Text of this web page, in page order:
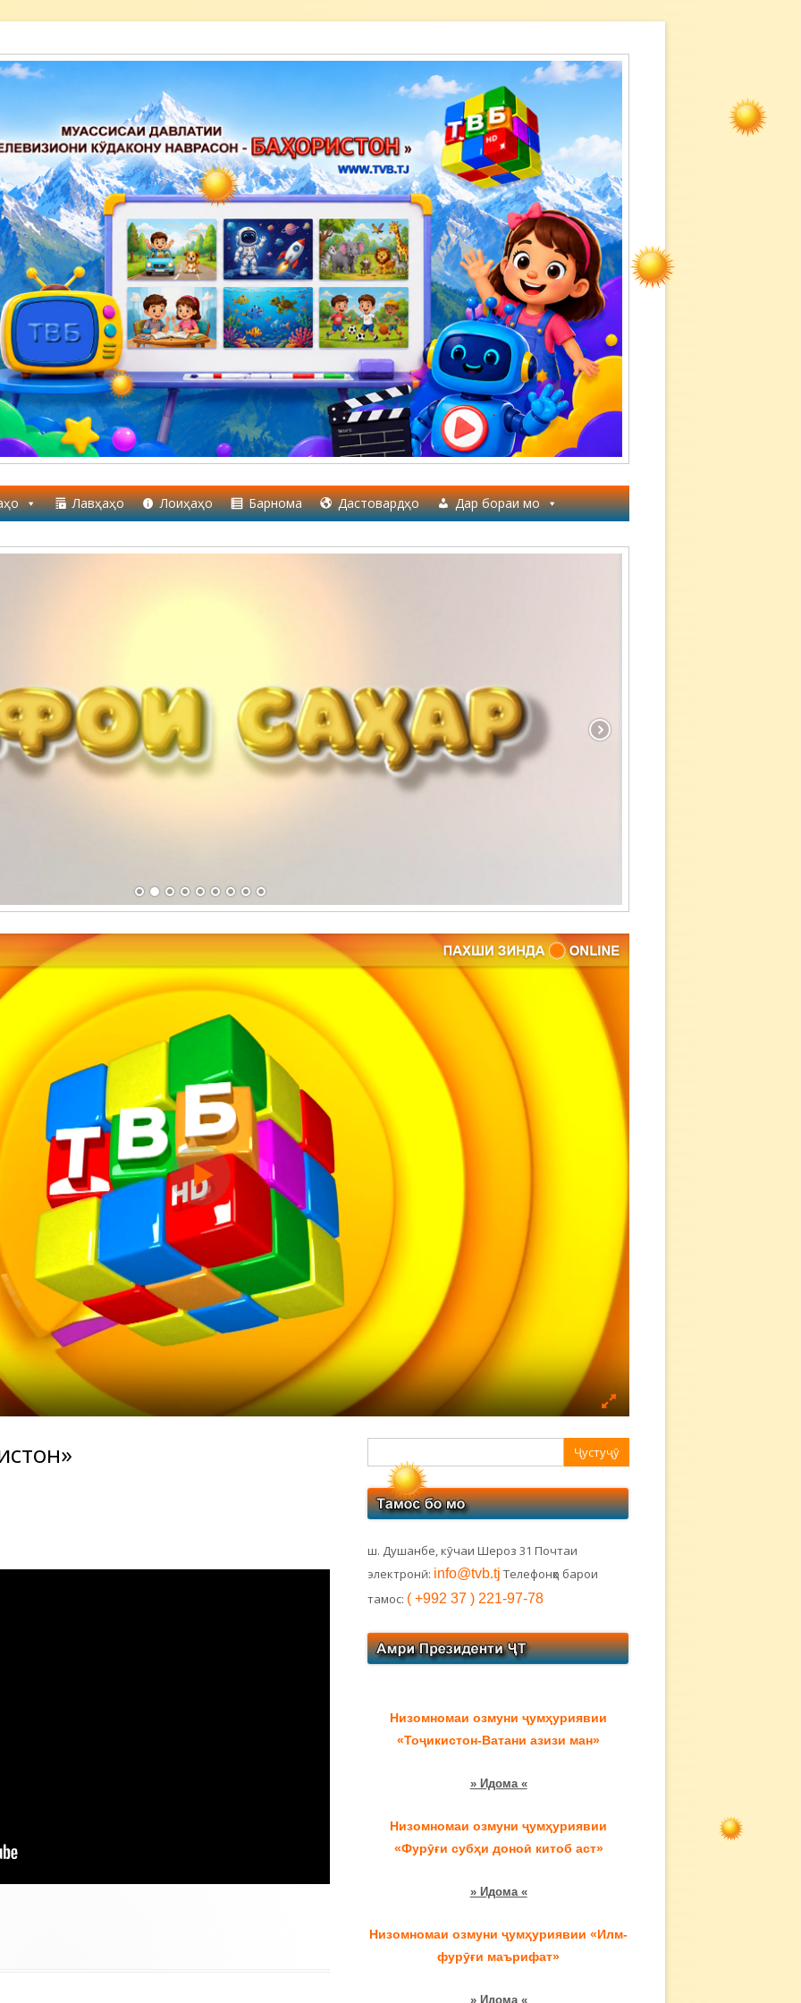
Лавҳаҳо Лоиҳаҳо Барнома Дастовардҳо Дар бораи мо
Главная
боковая
ш. Душанбе, кӯчаи Шероз 31 Почтаи
электронӣ: info@tvb.tj Телефонҳо барои
тамос: ( +992 37 ) 221-97-78
Низомномаи озмуни ҷумҳуриявии
«Тоҷикистон-Ватани азизи ман»
» Идома «
Низомномаи озмуни ҷумҳуриявии
«Фурӯғи субҳи доноӣ китоб аст»
» Идома «
Низомномаи озмуни ҷумҳуриявии «Илм-
фурӯғи маърифат»
» Идома «